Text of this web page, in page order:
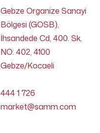
Gebze Organize Sanayi
Bölgesi (GOSB),
İhsandede Cd, 400. Sk,
NO: 402, 4100
Gebze/Kocaeli
444 1 726
market@samm.com